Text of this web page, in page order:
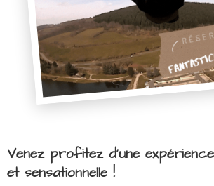
Venez profitez d'une
et sensationnelle !